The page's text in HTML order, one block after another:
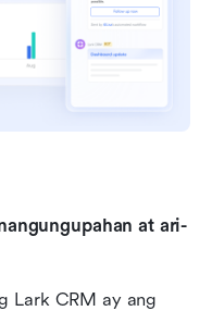
at ari-
Lark CRM ay ang